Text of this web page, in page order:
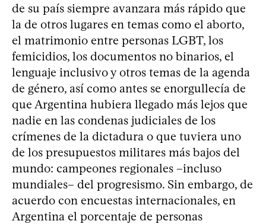
de su país siempre avanzara más rápido que
la de otros lugares en temas como el aborto,
el matrimonio entre personas LGBT, los
femicidios, los documentos no binarios, el
lenguaje inclusivo y otros temas de la agenda
de género, así como antes se enorgullecía de
que Argentina hubiera llegado más lejos que
nadie en las condenas judiciales de los
crímenes de la dictadura o que tuviera uno
de los presupuestos militares más bajos del
mundo: campeones regionales –incluso
mundiales– del progresismo. Sin embargo, de
acuerdo con encuestas internacionales, en
Argentina el porcentaje de personas